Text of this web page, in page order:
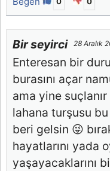
Bir seyirci 28 Aralık
Enteresan bir
burasını açar
ama yine
lahana turşusu
beri gelsin 😜
hayatlarını yada
yaşayacaklarını